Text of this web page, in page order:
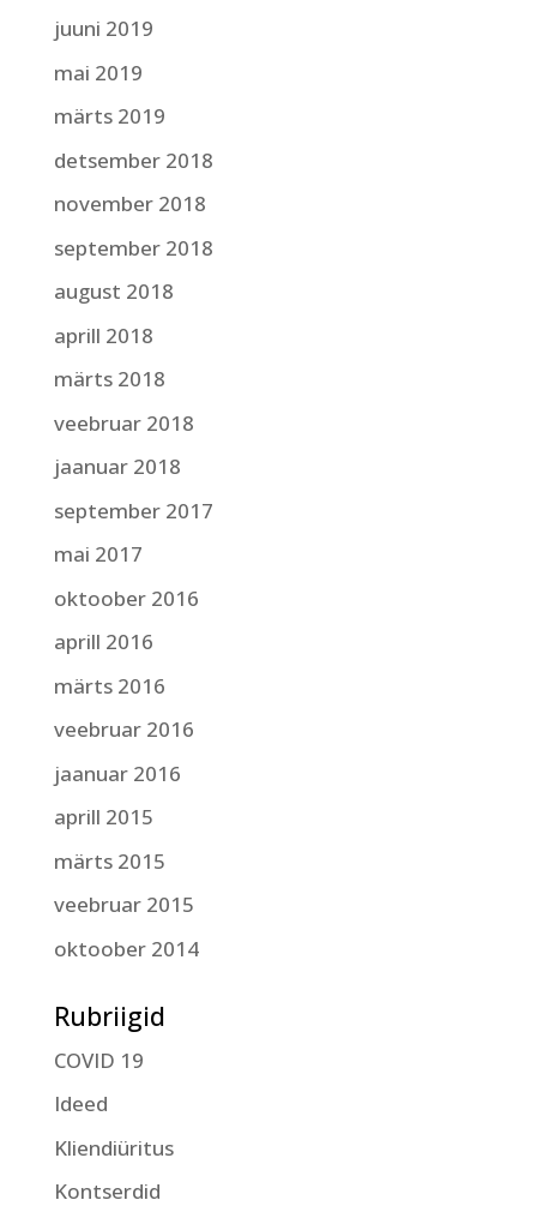
juuni 2019
mai 2019
märts 2019
detsember 2018
november 2018
september 2018
august 2018
aprill 2018
märts 2018
veebruar 2018
jaanuar 2018
september 2017
mai 2017
oktoober 2016
aprill 2016
märts 2016
veebruar 2016
jaanuar 2016
aprill 2015
märts 2015
veebruar 2015
oktoober 2014
Rubriigid
COVID 19
Ideed
Kliendiüritus
Kontserdid